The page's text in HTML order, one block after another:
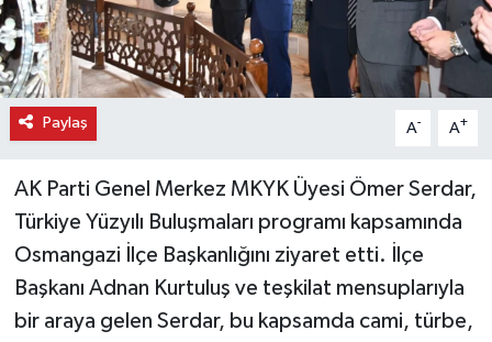
Paylaş A- A+
AK Parti Genel Merkez MKYK Üyesi Ömer Serdar,
Türkiye Yüzyılı Buluşmaları programı kapsamında
Osmangazi İlçe Başkanlığını ziyaret etti. İlçe
Başkanı Adnan Kurtuluş ve teşkilat mensuplarıyla
bir araya gelen Serdar, bu kapsamda cami, türbe,